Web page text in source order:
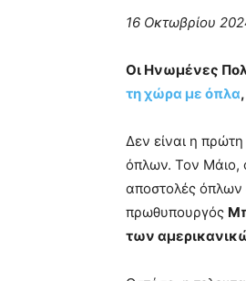
16 Οκτωβρίου
Οι Ηνωμένες
τη χώρα με όπλα
Δεν είναι η
όπλων. Τον Μάιο,
αποστολές όπλων
πρωθυπουργός
των